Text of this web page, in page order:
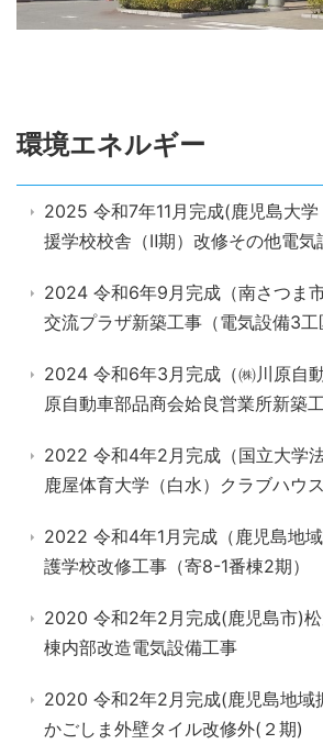
環境エネルギー
2025 令和7年11月完成(鹿児島大
援学校校舎（Ⅱ期）改修その他電気
2024 令和6年9月完成（南さつま
交流プラザ新築工事（電気設備3工
2024 令和6年3月完成（㈱川原自
原自動車部品商会姶良営業所新築
2022 令和4年2月完成（国立大学
鹿屋体育大学（白水）クラブハウ
2022 令和4年1月完成（鹿児島地
護学校改修工事（寄8-1番棟2期）
2020 令和2年2月完成(鹿児島市)
棟内部改造電気設備工事
2020 令和2年2月完成(鹿児島地域
かごしま外壁タイル改修外(２期)